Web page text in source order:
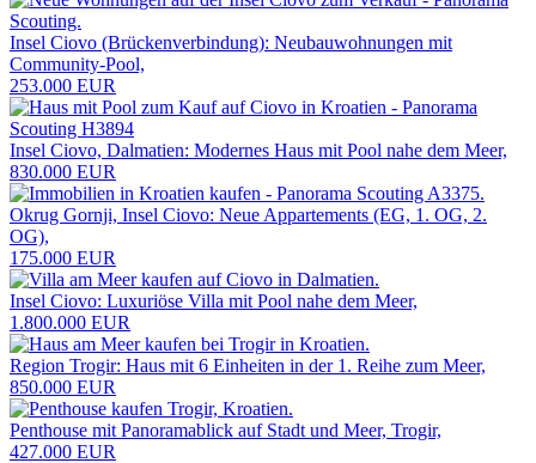
Insel Ciovo (Brückenverbindung): Neubauwohnungen mit
Community-Pool,
253.000 EUR
Insel Ciovo, Dalmatien: Modernes Haus mit Pool nahe dem Meer,
830.000 EUR
Okrug Gornji, Insel Ciovo: Neue Appartements (EG, 1. OG, 2.
OG),
175.000 EUR
Insel Ciovo: Luxuriöse Villa mit Pool nahe dem Meer,
1.800.000 EUR
Region Trogir: Haus mit 6 Einheiten in der 1. Reihe zum Meer,
850.000 EUR
Penthouse mit Panoramablick auf Stadt und Meer, Trogir,
427.000 EUR